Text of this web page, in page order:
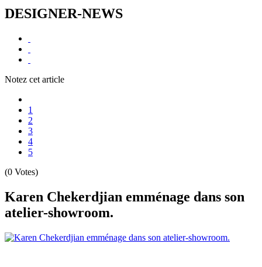
DESIGNER-NEWS
Notez cet article
1
2
3
4
5
(0 Votes)
Karen Chekerdjian emménage dans son
atelier-showroom.